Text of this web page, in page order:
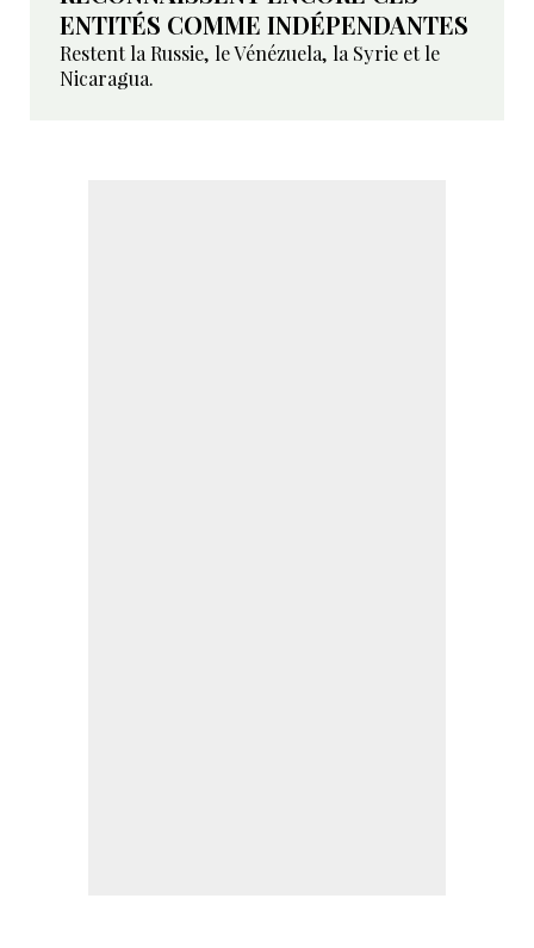
ENTITÉS COMME INDÉPENDANTES
Restent la Russie, le Vénézuela, la Syrie et le
Nicaragua.